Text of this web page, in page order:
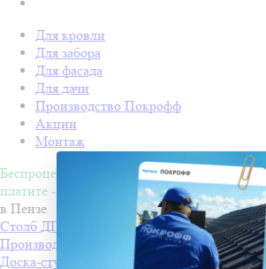
Для кровли
Для забора
Для фасада
Для дачи
Производство Покрофф
Акции
Монтаж
Беспроцентная рассрочка на 4 месяца.
платите - потом!
в Пензе
Столб ДПК Grand Line 100х100мм тиснение
Производитель
Grand Line
Доска-ступень стартовая ДПК Grand Line